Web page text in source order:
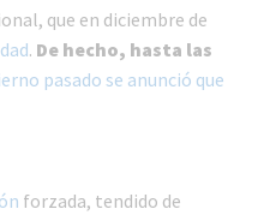
que en diciembre de
. De hecho, hasta las
pasado se anunció que
forzada, tendido de